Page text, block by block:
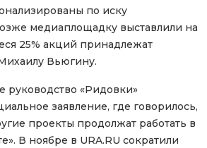
по иску
медиаплощадку выставлили на
25% акций принадлежат
Вьюгину.
руководство «Ридовки»
заявление, где говорилось,
проекты продолжат работать в
В ноябре в URA.RU сократили